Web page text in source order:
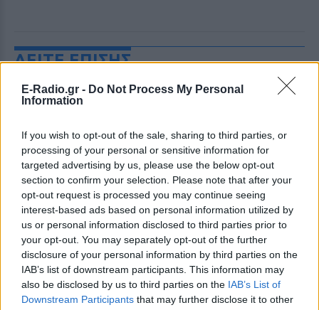
E-Radio.gr - Do Not Process My Personal
Information
If you wish to opt-out of the sale, sharing to third parties, or
processing of your personal or sensitive information for
targeted advertising by us, please use the below opt-out
section to confirm your selection. Please note that after your
opt-out request is processed you may continue seeing
interest-based ads based on personal information utilized by
us or personal information disclosed to third parties prior to
your opt-out. You may separately opt-out of the further
disclosure of your personal information by third parties on the
IAB’s list of downstream participants. This information may
also be disclosed by us to third parties on the IAB’s List of
Downstream Participants that may further disclose it to other
ΔΕΙΤΕ ΕΠΙΣΗΣ
ΣΤΗΝ ΙΔΙΑ ΚΑΤΗΓΟΡΙΑ
Θέουτα: «Οι κάτοικοι είναι
ανήμποροι και γεμάτοι αγωνία»
‑ 5.000 μετανάστες παραμένουν
στην περιοχή
ΣΉΜΕΡΑ
Όσα είπε ο πρόεδρος της Θέουτα
απευθυνόμενος στο Ευρωπαϊκό
Κοινοβούλιο
Στα άκρα ο πόλεμος UEFA‑FIFA:
Επιμένουν στο μποϊκοτάζ οι
Ευρωπαίοι και ζητούν
εγγυήσεις και το... κεφάλι του